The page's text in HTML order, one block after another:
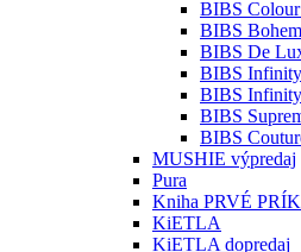
BIBS
BIBS
BIBS De
BIBS
BIBS
BIBS
BIBS
MUSHIE výpredaj
Pura
Kniha PRVÉ
KiETLA
KiETLA dopredaj